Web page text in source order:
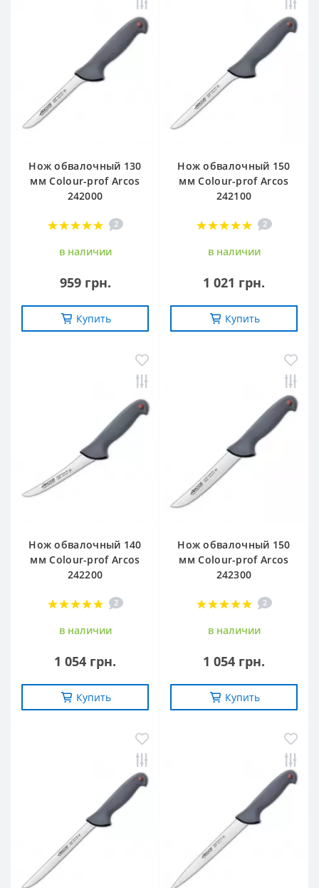
Нож обвалочный 130
мм Сolour-prof Arcos
242000
2
в наличии
959 грн.
Купить
Нож обвалочный 150
мм Сolour-prof Arcos
242100
2
в наличии
1 021 грн.
Купить
Нож обвалочный 140
мм Сolour-prof Arcos
242200
2
в наличии
1 054 грн.
Купить
Нож обвалочный 150
мм Сolour-prof Arcos
242300
2
в наличии
1 054 грн.
Купить